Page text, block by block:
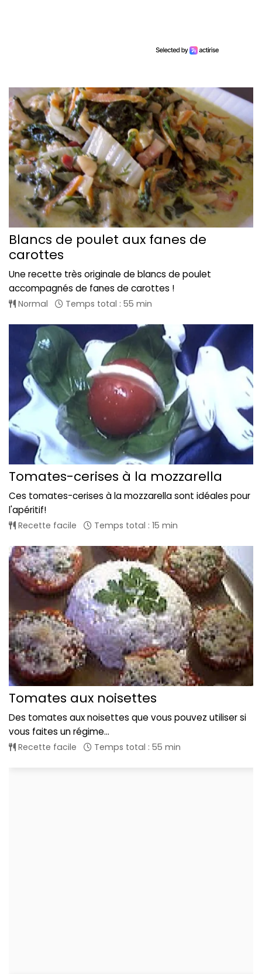
Blancs de poulet aux fanes de
carottes
Une recette très originale de blancs de poulet
accompagnés de fanes de carottes !
Normal Temps total : 55 min
Tomates-cerises à la mozzarella
Ces tomates-cerises à la mozzarella sont idéales pour
l'apéritif!
Recette facile Temps total : 15 min
Tomates aux noisettes
Des tomates aux noisettes que vous pouvez utiliser si
vous faites un régime...
Recette facile Temps total : 55 min